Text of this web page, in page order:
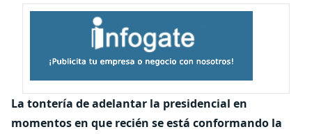
La tontería de adelantar la presidencial en
momentos en que recién se está conformando la